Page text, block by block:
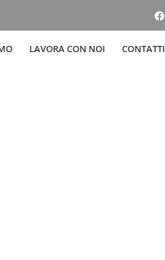
LAVORA CON NOI CONTATTI